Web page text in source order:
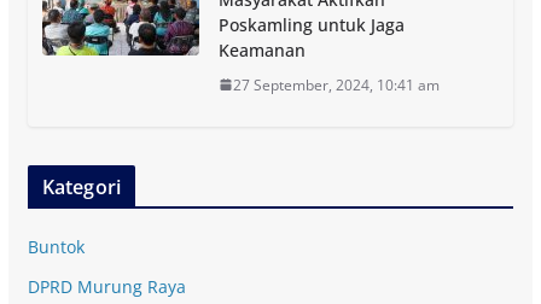
Poskamling untuk Jaga
Keamanan
27 September, 2024, 10:41 am
Kategori
Buntok
DPRD Murung Raya